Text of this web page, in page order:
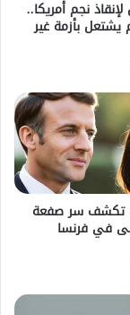
نجم أمريكا..
يشتعل بأزمة غير
تكشف سر صفعة
في فرنسا